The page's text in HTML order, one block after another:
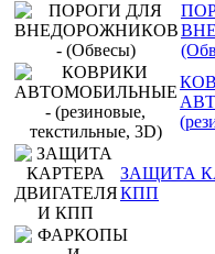
ЗАЩИТА
КПП